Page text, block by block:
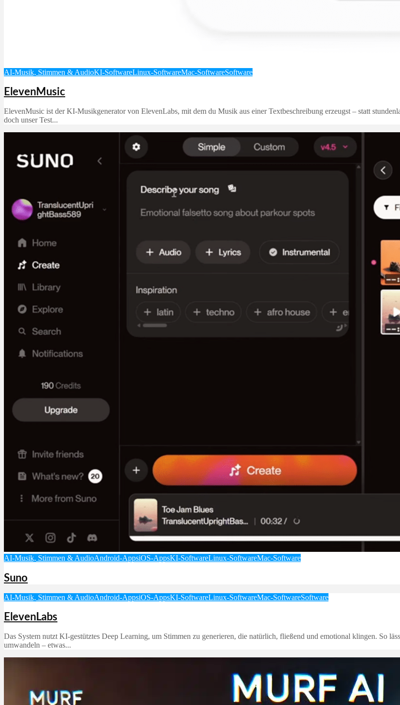
AI-Musik, Stimmen & AudioKI-SoftwareLinux-SoftwareMac-SoftwareSoftware
ElevenMusic
ElevenMusic ist der KI‑Musikgenerator von ElevenLabs, mit dem du Musik aus einer Textbeschreibung erzeugst – statt
doch unser Test...
AI-Musik, Stimmen & AudioAndroid-AppsiOS-AppsKI-SoftwareLinux-SoftwareMac-Software
Suno
AI-Musik, Stimmen & AudioAndroid-AppsiOS-AppsKI-SoftwareLinux-SoftwareMac-SoftwareSoftware
ElevenLabs
Das System nutzt KI-gestütztes Deep Learning, um Stimmen zu generieren, die natürlich, fließend und emotional klingen. So
umwandeln – etwas...